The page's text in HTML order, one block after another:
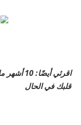
اقرئي
قلبك في الحال